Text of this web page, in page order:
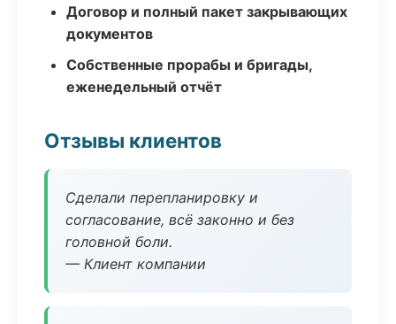
Договор и полный пакет закрывающих
документов
Собственные прорабы и бригады,
еженедельный отчёт
Отзывы клиентов
Сделали перепланировку и
согласование, всё законно и без
головной боли.
— Клиент компании